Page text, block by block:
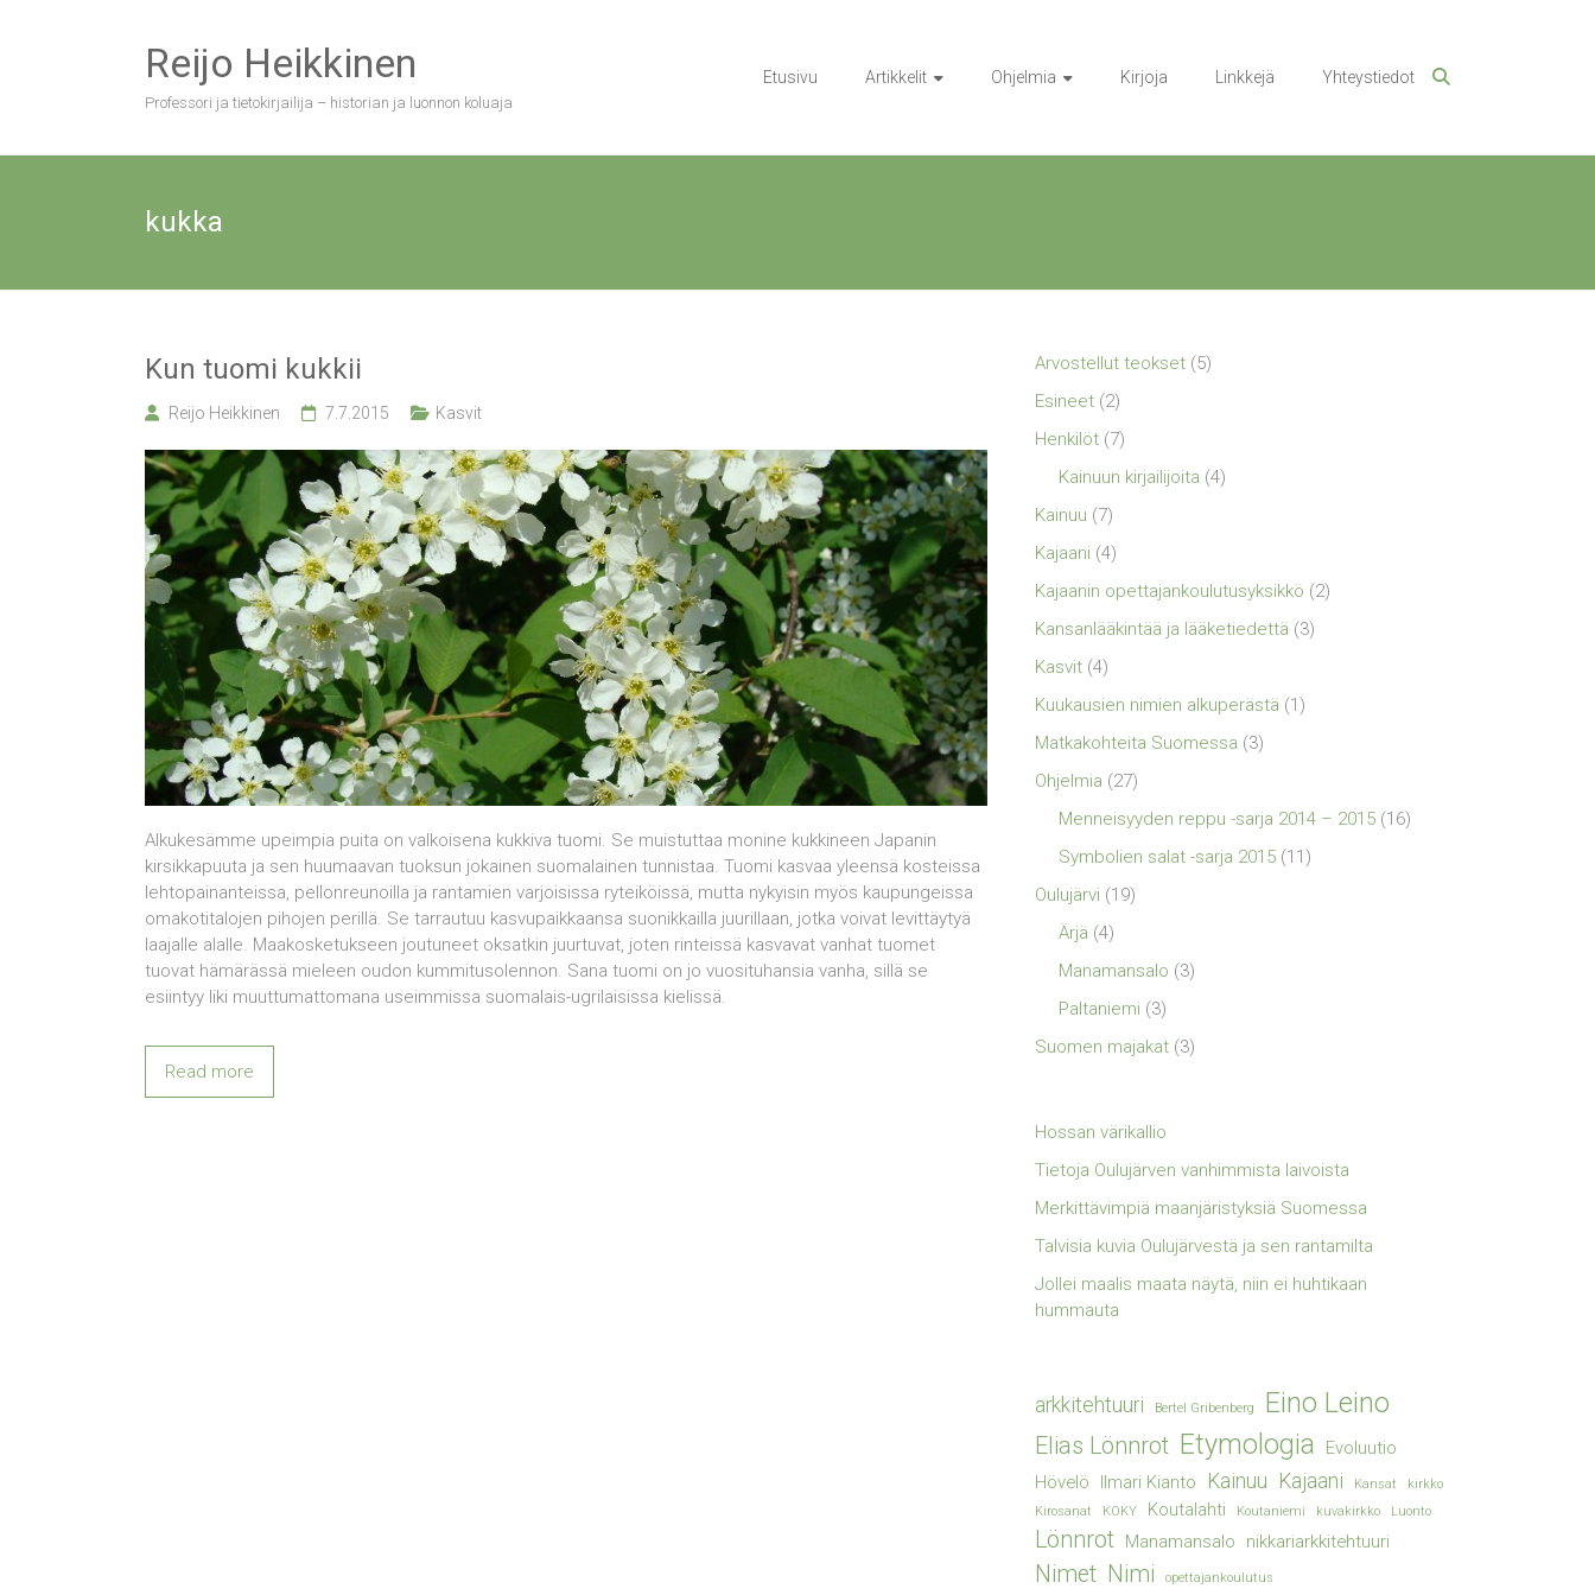
Reijo Heikkinen
Professori ja tietokirjailija – historian ja luonnon koluaja
Etusivu Artikkelit Ohjelmia Kirjoja Linkkejä Yhteystiedot
kukka
Kun tuomi kukkii
Reijo Heikkinen 7.7.2015 Kasvit
Alkukesämme upeimpia puita on valkoisena kukkiva tuomi. Se muistuttaa monine kukkineen Japanin
kirsikkapuuta ja sen huumaavan tuoksun jokainen suomalainen tunnistaa. Tuomi kasvaa yleensä kosteissa
lehtopainanteissa, pellonreunoilla ja rantamien varjoisissa ryteiköissä, mutta nykyisin myös kaupungeissa
omakotitalojen pihojen perillä. Se tarrautuu kasvupaikkaansa suonikkailla juurillaan, jotka voivat levittäytyä
laajalle alalle. Maakosketukseen joutuneet oksatkin juurtuvat, joten rinteissä kasvavat vanhat tuomet
tuovat hämärässä mieleen oudon kummitusolennon. Sana tuomi on jo vuosituhansia vanha, sillä se
esiintyy liki muuttumattomana useimmissa suomalais-ugrilaisissa kielissä.
Read more
Arvostellut teokset (5)
Esineet (2)
Henkilöt (7)
Kainuun kirjailijoita (4)
Kainuu (7)
Kajaani (4)
Kajaanin opettajankoulutusyksikkö (2)
Kansanlääkintää ja lääketiedettä (3)
Kasvit (4)
Kuukausien nimien alkuperästä (1)
Matkakohteita Suomessa (3)
Ohjelmia (27)
Menneisyyden reppu -sarja 2014 – 2015 (16)
Symbolien salat -sarja 2015 (11)
Oulujärvi (19)
Ärjä (4)
Manamansalo (3)
Paltaniemi (3)
Suomen majakat (3)
Hossan värikallio
Tietoja Oulujärven vanhimmista laivoista
Merkittävimpiä maanjäristyksiä Suomessa
Talvisia kuvia Oulujärvestä ja sen rantamilta
Jollei maalis maata näytä, niin ei huhtikaan
hummauta
arkkitehtuuri Bertel Gribenberg Eino Leino
Elias Lönnrot Etymologia
Evoluutio
Hövelö
Ilmari Kianto Kainuu Kajaani Kansat
kirkko
Kirosanat
KOKY Koutalahti Koutaniemi kuvakirkko Luonto
Lönnrot Manamansalo nikkariarkkitehtuuri
Nimet Nimi opettajankoulutus